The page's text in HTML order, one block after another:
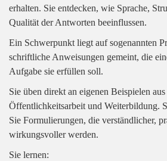
erhalten. Sie entdecken, wie Sprache,
Qualität der Antworten beeinflussen.
Ein Schwerpunkt liegt auf sogenannten
schriftliche Anweisungen gemeint, die
Aufgabe sie erfüllen soll.
Sie üben direkt an eigenen Beispielen
Öffentlichkeitsarbeit und Weiterbildung.
Sie Formulierungen, die verständlicher,
wirkungsvoller werden.
Sie lernen: